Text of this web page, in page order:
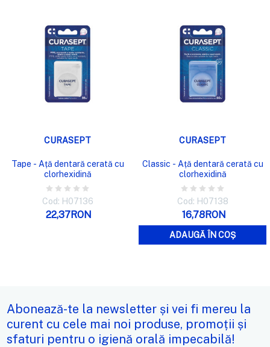
CURASEPT
Tape - Ață dentară cerată cu
clorhexidină
Cod: H07136
22,37RON
CURASEPT
Classic - Ață dentară cerată cu
clorhexidină
Cod: H07138
16,78RON
ADAUGĂ ÎN COȘ
Abonează-te la newsletter și vei fi mereu la
curent cu cele mai noi produse, promoții și
sfaturi pentru o igienă orală impecabilă!